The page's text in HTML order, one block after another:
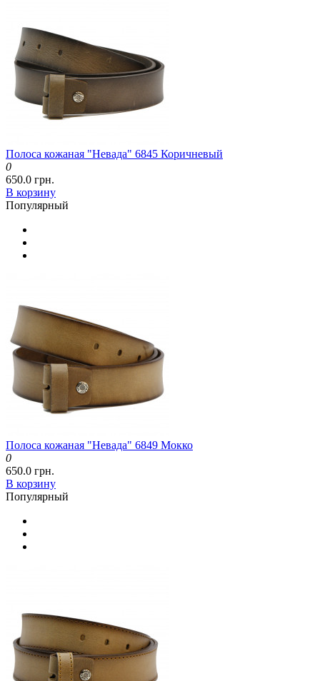
Полоса кожаная "Невада" 6845 Коричневый
0
650.0 грн.
В корзину
Популярный
Полоса кожаная "Невада" 6849 Мокко
0
650.0 грн.
В корзину
Популярный